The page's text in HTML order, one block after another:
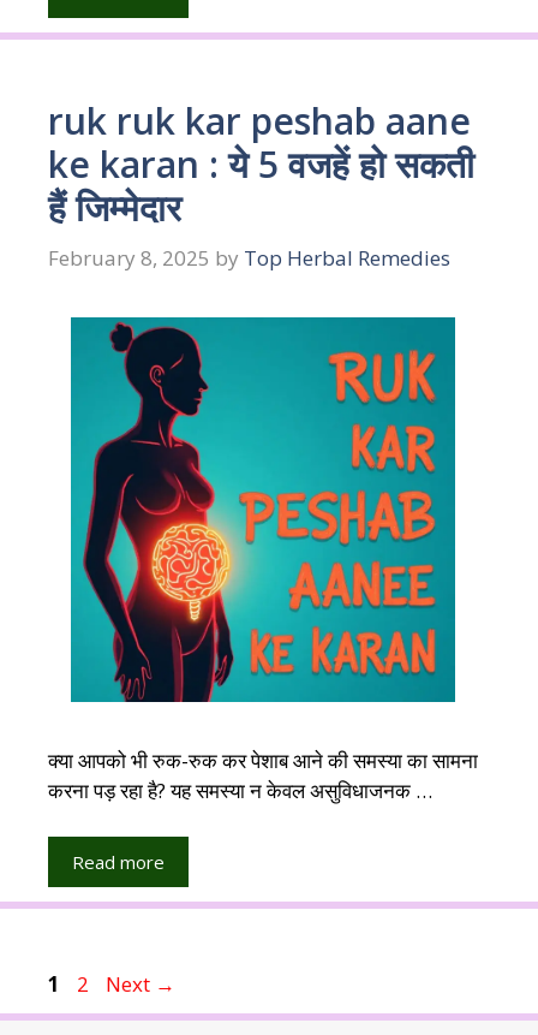
ruk ruk kar peshab aane
ke karan : ये 5 वजहें हो सकती
हैं जिम्मेदार
February 8, 2025 by Top Herbal Remedies
क्या आपको भी रुक-रुक कर पेशाब आने की समस्या का सामना
करना पड़ रहा है? यह समस्या न केवल असुविधाजनक …
Read more
Page
1 Page
2 Next →